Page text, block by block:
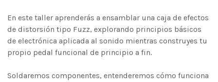
En este taller aprenderás a ensamblar una caja de efectos
de distorsión tipo Fuzz, explorando principios básicos
de electrónica aplicada al sonido mientras construyes tu
propio pedal funcional de principio a fin.
Soldaremos componentes, entenderemos cómo funciona